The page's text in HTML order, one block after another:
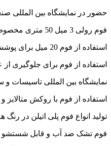
Hacklink satın al
Hacklink satın al
Hacklink panel
Hacklink panel
Hacklink panel
Hacklink panel
حضور در نمایشگاه بین المللی
فوم رولی 3 میل 50 متری مخصوص اسباب کشی
استفاده از فوم 20 میل برای پوشش کف جهت جلوگیری از اتلاف انرژی
استفاده از فوم برای جلوگیری
نمایشگاه بین المللی تاسیسات
استفاده از فوم با روکش
تولید انواع فوم پلی اتیلن در رنگ
فوم تشک ضد آب و قابل شستشو